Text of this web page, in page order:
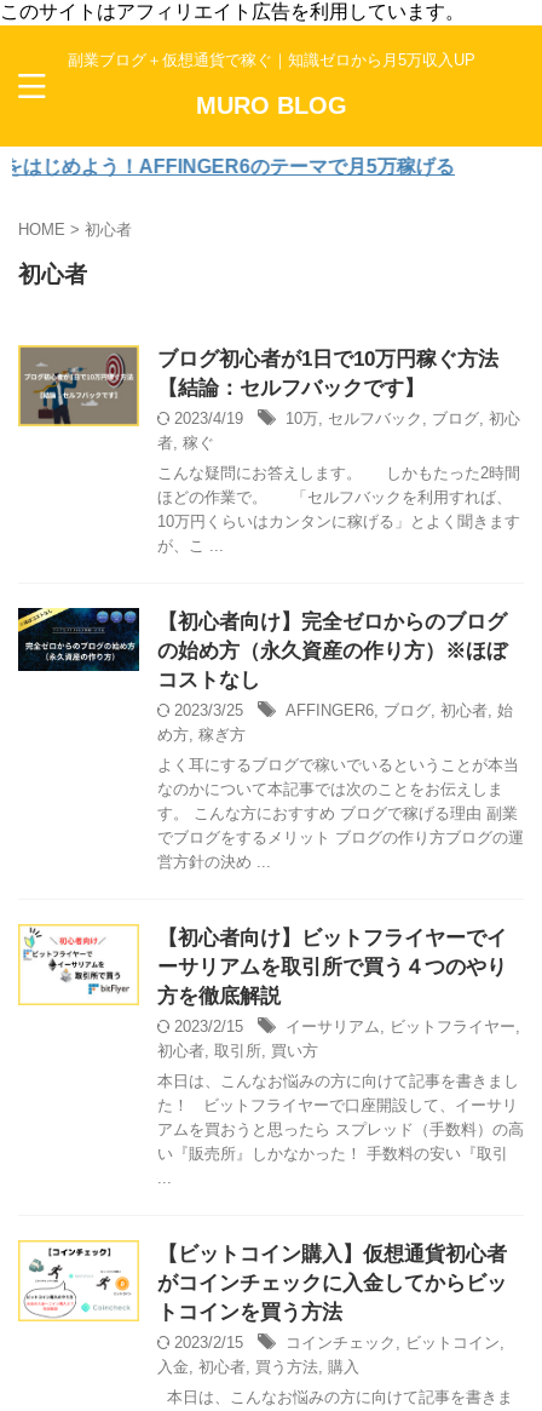
このサイトはアフィリエイト広告を利用しています。
副業ブログ＋仮想通貨で稼ぐ｜知識ゼロから月5万収入UP
MURO BLOG
めよう！AFFINGER6のテーマで月5万稼げる
HOME > 初心者
初心者
ブログ初心者が1日で10万円稼ぐ方法
【結論：セルフバックです】
2023/4/19 10万, セルフバック , ブログ, 初心
者, 稼ぐ
こんな疑問にお答えします。 しかもたった2時間
ほどの作業で。 「セルフバックを利用すれば、
10万円くらいはカンタンに稼げる」とよく聞きます
が、こ ...
【初心者向け】完全ゼロからのブログ
の始め方（永久資産の作り方）※ほぼ
コストなし
2023/3/25 AFFINGER6, ブログ, 初心者, 始
め方, 稼ぎ方
よく耳にするブログで稼いでいるということが本当
なのかについて本記事では次のことをお伝えしま
す。 こんな方におすすめ ブログで稼げる理由 副業
でブログをするメリット ブログの作り方ブログの運
営方針の決め ...
【初心者向け】ビットフライヤーでイ
ーサリアムを取引所で買う４つのやり
方を徹底解説
2023/2/15 イーサリアム, ビットフライヤー,
初心者, 取引所, 買い方
本日は、こんなお悩みの方に向けて記事を書きまし
た！ ビットフライヤーで口座開設して、イーサリ
アムを買おうと思ったら スプレッド（手数料）の高
い『販売所』しかなかった！ 手数料の安い『取引
...
【ビットコイン購入】仮想通貨初心者
がコインチェックに入金してからビッ
トコインを買う方法
2023/2/15 コインチェック , ビットコイン,
入金, 初心者, 買う方法, 購入
本日は、こんなお悩みの方に向けて記事を書きま